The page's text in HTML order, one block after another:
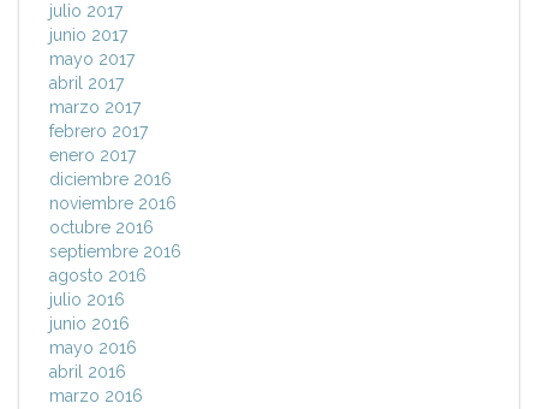
julio 2017
junio 2017
mayo 2017
abril 2017
marzo 2017
febrero 2017
enero 2017
diciembre 2016
noviembre 2016
octubre 2016
septiembre 2016
agosto 2016
julio 2016
junio 2016
mayo 2016
abril 2016
marzo 2016